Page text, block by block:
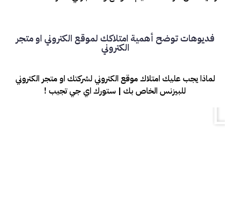
فديوهات توضح أهمية امتلاكك لموقع الكتروني او متجر
الكتروني
لماذا يجب عليك امتلاك موقع الكتروني لشركتك او متجر الكتروني
للبيزنس الخاص بك | ستورك اي جي تجيب !